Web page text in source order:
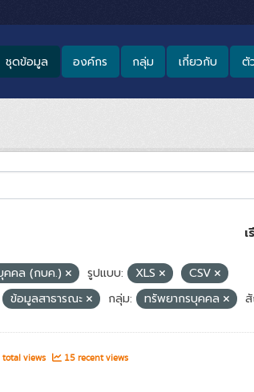
ชุดข้อมูล องค์กร กลุ่ม เกี่ยวกับ ตั
คคล (กบค.) รูปแบบ: XLS
CSV
ข้อมูลสาธารณะ กลุ่ม: ทรัพยากรบุคคล
views 15 recent views